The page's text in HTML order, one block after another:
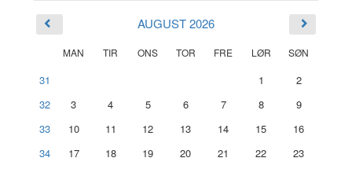
AUGUST 2026
MAN TIR ONS TOR FRE LØR SØN
31 1
2
32
3 4 5 6 7 8
9
33
10 11 12 13 14 15
16
34
17 18 19 20 21 22
23